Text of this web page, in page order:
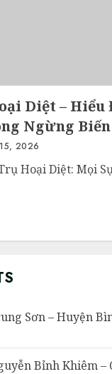
Diệt – Hiểu
Ngừng
2026
Hoại Diệt: Mọi
Sơn – Huyện
Bỉnh Khiêm –